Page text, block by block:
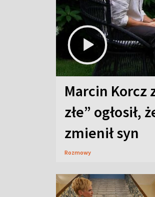
Marcin Korcz
złe” ogłosił,
zmienił syn
Rozmowy